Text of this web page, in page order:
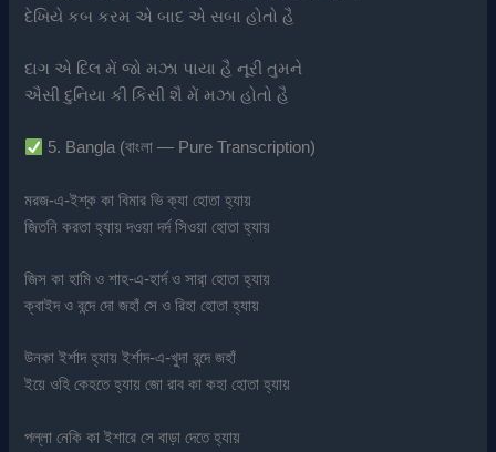
દેખિયે કબ કરમ એ બાદ એ સબા હોતો હૈ
દાગ એ દિલ મેં જો મઝા પાયા હૈ નૂરી તુમને
ઐસી દુનિયા કી કિસી શૈ મેં મઝા હોતો હૈ
5. Bangla (বাংলা — Pure Transcription)
মরজ-এ-ইশ্‌ক কা বিমার ভি ক্যা হোতা হ্যায়
জিতনি করতা হ্যায় দওয়া দর্দ সিওয়া হোতা হ্যায়
জিস কা হামি ও শাহ-এ-হার্দ ও সারা় হোতা হ্যায়
ক্বাইদ ও বন্দে দো জহাঁ সে ও রিহা হোতা হ্যায়
উনকা ইর্শাদ হ্যায় ইর্শাদ-এ-খুদা বন্দে জহাঁ
ইয়ে ওহি কেহতে হ্যায় জো রাব কা কহা হোতা হ্যায়
পল্লা নেকি কা ইশারে সে বাড়া দেতে হ্যায়